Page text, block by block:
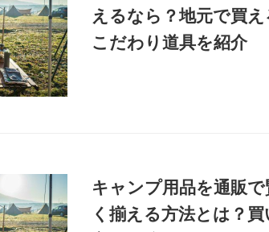
えるなら？地元で買え
こだわり道具を紹介
キャンプ用品を通販で
く揃える方法とは？買